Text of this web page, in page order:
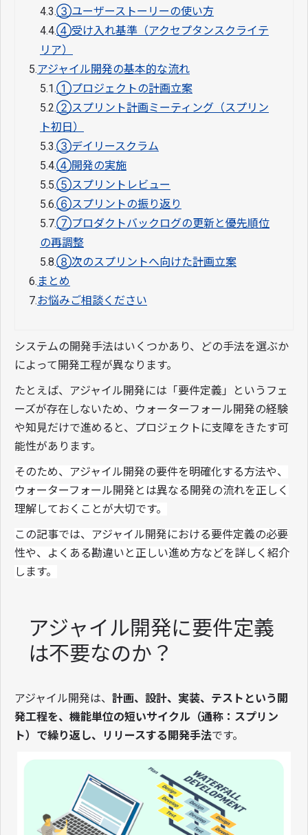
4.3.③ユーザーストーリーの使い方
4.4.④受け入れ基準（アクセプタンスクライテ
リア）
5.アジャイル開発の基本的な流れ
5.1.①プロジェクトの計画立案
5.2.②スプリント計画ミーティング（スプリン
ト初日）
5.3.③デイリースクラム
5.4.④開発の実施
5.5.⑤スプリントレビュー
5.6.⑥スプリントの振り返り
5.7.⑦プロダクトバックログの更新と優先順位
の再調整
5.8.⑧次のスプリントへ向けた計画立案
6. まとめ
7.お悩みご相談ください
システムの開発手法はいくつかあり、どの手法を選ぶか
によって開発工程が異なります。
たとえば、アジャイル開発には「要件定義」というフェ
ーズが存在しないため、ウォーターフォール開発の経験
や知見だけで進めると、プロジェクトに支障をきたす可
能性があります。
そのため、アジャイル開発の要件を明確化する方法や、
ウォーターフォール開発とは異なる開発の流れを正しく
理解しておくことが大切です。
この記事では、アジャイル開発における要件定義の必要
性や、よくある勘違いと正しい進め方などを詳しく紹介
します。
アジャイル開発に要件定義
は不要なのか？
アジャイル開発は、 計画、設計、実装、テストという開
発工程を、機能単位の短いサイクル（通称：スプリン
ト）で繰り返し、リリースする開発手法です。